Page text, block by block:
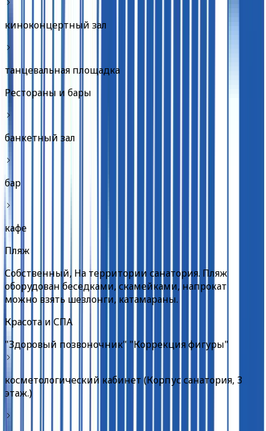
киноконцертный зал
танцевальная площадка
Рестораны и бары
банкетный зал
бар
кафе
Пляж
Собственный, На территории санатория. Пляж
оборудован беседками, скамейками, напрокат
можно взять шезлонги, катамараны.
Красота и СПА
"Здоровый позвоночник" "Коррекция фигуры"
косметологический кабинет (Корпус санатория, 3
этаж.)